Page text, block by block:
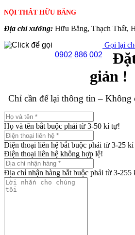
NỘI THẤT HỮU BẰNG
Địa chỉ xưởng: Hữu Bằng, Thạch Thất,
0902 886 002
Gọi lại
giản !
Chỉ cần để lại thông tin – Không
Họ và tên bắt buộc phải từ 3-50 kí tự!
Điện thoại liên hệ bắt buộc phải từ 3-25
Điện thoại liên hệ không hợp lệ!
Địa chỉ nhận hàng bắt buộc phải từ 3-255